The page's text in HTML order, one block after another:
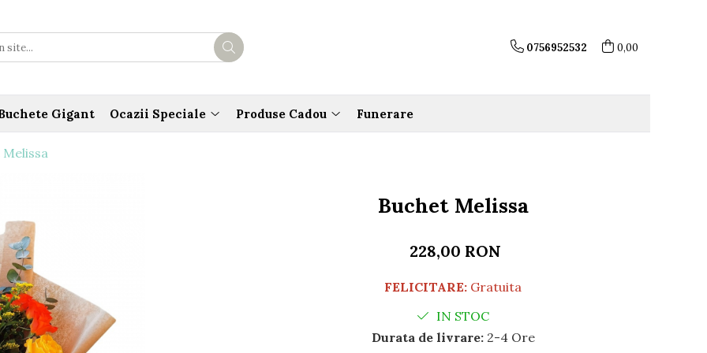
0756952532 0,00
Gigant Ocazii Speciale Produse Cadou Funerare
Melissa
Buchet Melissa
228,00 RON
FELICITARE: Gratuita
IN STOC
Durata de livrare:2-4 Ore